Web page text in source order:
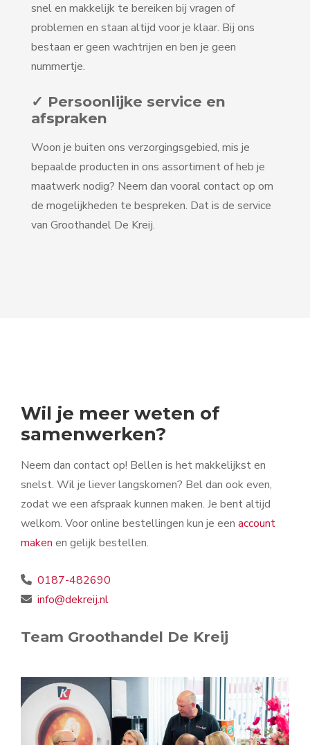
snel en makkelijk te bereiken bij vragen of
problemen en staan altijd voor je klaar. Bij ons
bestaan er geen wachtrijen en ben je geen
nummertje.
✓ Persoonlijke service en
afspraken
Woon je buiten ons verzorgingsgebied, mis je
bepaalde producten in ons assortiment of heb je
maatwerk nodig? Neem dan vooral contact op om
de mogelijkheden te bespreken. Dat is de service
van Groothandel De Kreij.
Wil je meer weten of
samenwerken?
Neem dan contact op! Bellen is het makkelijkst en
snelst. Wil je liever langskomen? Bel dan ook even,
zodat we een afspraak kunnen maken. Je bent altijd
welkom. Voor online bestellingen kun je een account
maken en gelijk bestellen.
0187-482690
info@dekreij.nl
Team Groothandel De Kreij